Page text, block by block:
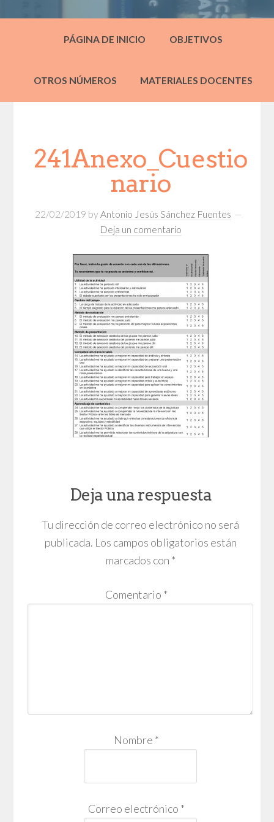
PÁGINA DE INICIO OBJETIVOS
OTROS NÚMEROS MATERIALES DOCENTES
241Anexo_Cuestio
nario
22/02/2019 by Antonio Jesús Sánchez Fuentes
Deja un comentario
Deja una respuesta
Tu dirección de correo electrónico no será
publicada. Los campos obligatorios están
marcados con *
Comentario *
Nombre *
Correo electrónico *